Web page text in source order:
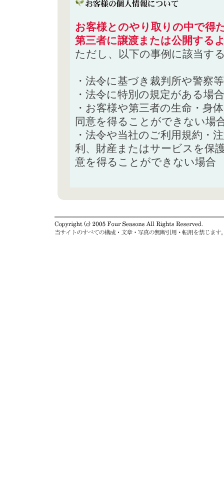
お客様とのやり取りの中で得
第三者に譲渡または公開する
ただし、以下の事例に該当す
・法令に基づき裁判所や警察
・法令に特別の規定がある場合
・お客様や第三者の生命・身
同意を得ることができない場
・法令や当社のご利用規約・
利、財産またはサービスを保
意を得ることができない場合